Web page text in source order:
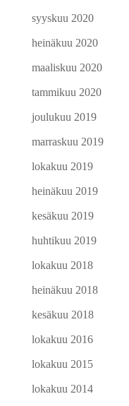
syyskuu 2020
heinäkuu 2020
maaliskuu 2020
tammikuu 2020
joulukuu 2019
marraskuu 2019
lokakuu 2019
heinäkuu 2019
kesäkuu 2019
huhtikuu 2019
lokakuu 2018
heinäkuu 2018
kesäkuu 2018
lokakuu 2016
lokakuu 2015
lokakuu 2014